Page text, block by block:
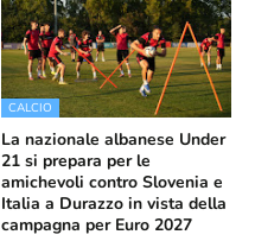
CALCIO
La nazionale albanese Under
21 si prepara per le
amichevoli contro Slovenia e
Italia a Durazzo in vista della
campagna per Euro 2027